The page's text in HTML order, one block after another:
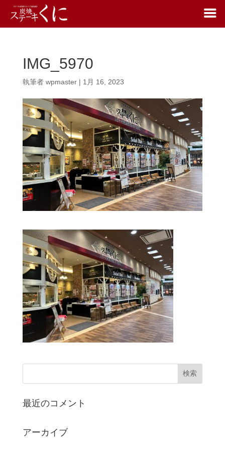
IMG_5970
執筆者 wpmaster| 1月 16, 2023
最近のコメント
アーカイブ